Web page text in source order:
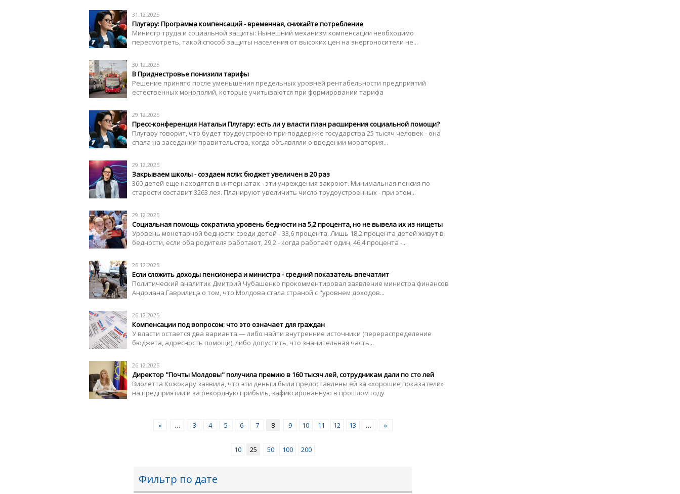
31.12.2025
Плугару: Программа компенсаций - временная, снижайте потребление
Министр труда и социальной защиты: Нынешний механизм компенсации необходимо
пересмотреть, такой способ защиты населения от высоких цен на энергоносители не...
30.12.2025
В Приднестровье понизили тарифы
Решение принято после уменьшения предельных уровней рентабельности предприятий
естественных монополий, которые учитываются при формировании тарифа
29.12.2025
Пресс-конференция Натальи Плугару: есть ли у власти план расширения социальной помощи?
Плугару говорит, что будет трудоустроено при поддержке государства 25 тысяч человек - она
спала на заседании правительства, когда объявляли о введении моратория...
29.12.2025
Закрываем школы - создаем ясли: бюджет увеличен в 20 раз
360 детей еще находятся в интернатах - эти учреждения закроют. Минимальная пенсия по
старости составит 3263 лея. Планируют увеличить число трудоустроенных - при этом...
29.12.2025
Социальная помощь сократила уровень бедности на 5,2 процента, но не вывела их из нищеты
Уровень монетарной бедности среди детей - 33,6 процента. Лишь 18,2 процента детей живут в
бедности, если оба родителя работают, 29,2 - когда работает один, 46,4 процента -...
26.12.2025
Если сложить доходы пенсионера и министра - средний показатель впечатлит
Политический аналитик Дмитрий Чубашенко прокомментировал заявление министра финансов
Андриана Гаврилицэ о том, что Молдова стала страной с "уровнем доходов...
26.12.2025
Компенсации под вопросом: что это означает для граждан
У власти остается два варианта — либо найти внутренние источники (перераспределение
бюджета, адресность помощи), либо допустить, что значительная часть...
26.12.2025
Директор "Почты Молдовы" получила премию в 160 тысяч лей, сотрудникам дали по сто лей
Виолетта Кожокару заявила, что эти деньги были предоставлены ей за «хорошие показатели»
на предприятии и за рекордную прибыль, зафиксированную в прошлом году
« … 3 4 5 6 7 8 9 10 11 12 13 … »
10 25 50 100 200
Фильтр по дате